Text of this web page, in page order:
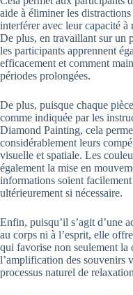
aide à éliminer les
interférer avec leur capacité à
De plus, en travaillant sur un
les participants apprennent
efficacement et comment
périodes prolongées.
De plus, puisque chaque
comme indiquée par les
Diamond Painting, cela
considérablement leurs
visuelle et spatiale. Les
également la mise en
informations soient
ultérieurement si nécessaire.
Enfin, puisqu’il s’agit d’une
au corps ni à l’esprit, elle
qui favorise non seulement la
l’amplification des souvenirs
processus naturel de